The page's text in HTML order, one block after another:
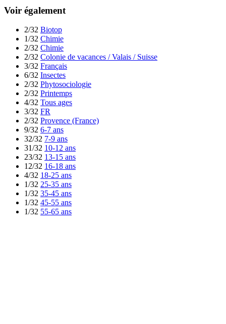
Voir également
2/32 Biotop
1/32 Chimie
2/32 Chimie
2/32 Colonie de vacances / Valais / Suisse
3/32 Français
6/32 Insectes
2/32 Phytosociologie
2/32 Printemps
4/32 Tous ages
3/32 FR
2/32 Provence (France)
9/32 6-7 ans
32/32 7-9 ans
31/32 10-12 ans
23/32 13-15 ans
12/32 16-18 ans
4/32 18-25 ans
1/32 25-35 ans
1/32 35-45 ans
1/32 45-55 ans
1/32 55-65 ans